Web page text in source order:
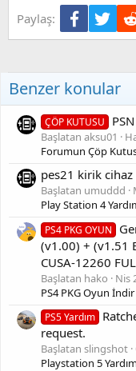
Paylaş: Facebook
Benzer konular
ÇÖP KUTUSU
Başlatan aksu01
Forumun Çöp
pes21 kirik cihaz
Başlatan umuddd
Play Station 4
PS4 PKG OYUN
(v1.00) + (v1.51
CUSA-12260
Başlatan hako Nis
PS4 PKG Oyun İndir
PS5 Yardım
request.
Başlatan slingshot
Playstation 5